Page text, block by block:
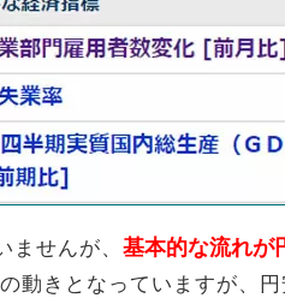
ませんが、 基本的な流れが
動きとなっていますが、